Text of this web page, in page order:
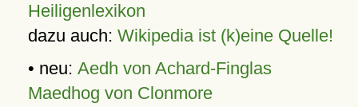
Heiligenlexikon
dazu auch: Wikipedia ist (k)eine Quelle!
• neu: Aedh von Achard-Finglas
Maedhog von Clonmore